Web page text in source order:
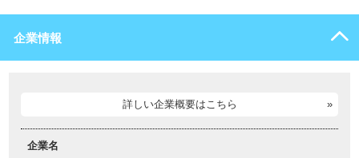
企業情報
詳しい企業概要はこちら
企業名